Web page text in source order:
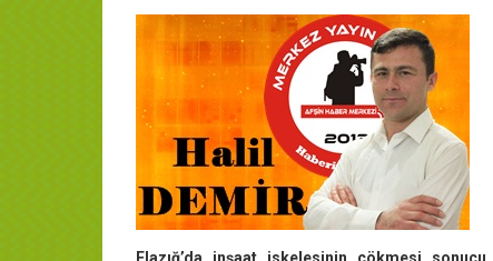
Elazığ’da inşaat iskelesinin çökmesi